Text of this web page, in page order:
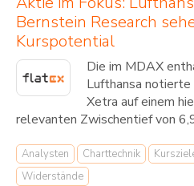
Bernstein Research
Kurspotential
Die im MDAX
Lufthansa
Xetra auf einem
relevanten Zwischentief von
Analysten Charttechnik
Widerstände